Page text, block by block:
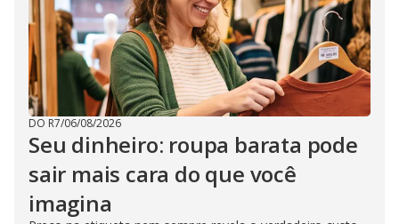
DO R7/06/08/2026
Seu dinheiro: roupa barata pode
sair mais cara do que você
imagina